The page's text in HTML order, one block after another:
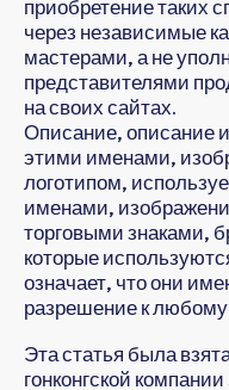
приобретение таких
через независимые
мастерами, а не
представителями
на своих сайтах.
Описание, описание
этими именами,
логотипом,
именами,
торговыми знаками,
которые
означает, что они
разрешение к
Эта статья была
гонконгской